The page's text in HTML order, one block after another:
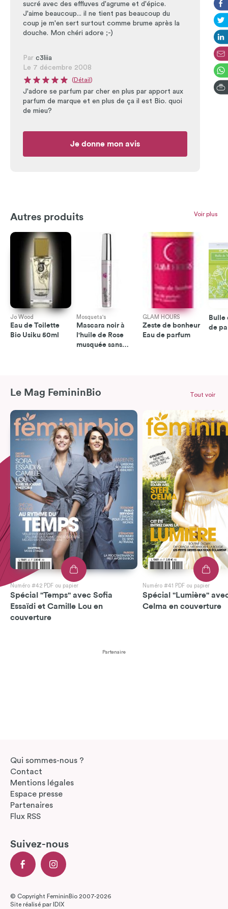
sucré avec des effluves d'agrume et d'épice.
J'aime beaucoup... il ne tient pas beaucoup du
coup je m'en sert surtout comme brume après la
douche. Mon chéri adore ;-)
Par c3liia
Le 7 décembre 2008
Note moyenne du produit : 5 sur 5
(Détail )
J'adore se parfum par cher en plus par apport aux
parfum de marque et en plus de ça il est Bio. quoi
de mieu?
Je donne mon avis
Autres produits Voir plus
Jo Wood
Eau de Toilette
Bio Usiku 50ml
Mosqueta's
Mascara noir à
l'huile de Rose
musquée sans
GLAM HOURS
Zeste de bonheur
Eau de parfum
Bulle
de
Le Mag FemininBio
Numéro #42 PDF ou papier
Spécial "Temps" avec Sofia
Essaïdi et Camille Lou en
couverture
Numéro #41 PDF ou papier
Spécial "Lumière"
Celma en couverture
Tout voir
Partenaire
Qui sommes-nous ?
Contact
Mentions légales
Espace presse
Partenaires
Flux RSS
Suivez-nous
© Copyright FemininBio 2007-2026
Site réalisé par
IDIX